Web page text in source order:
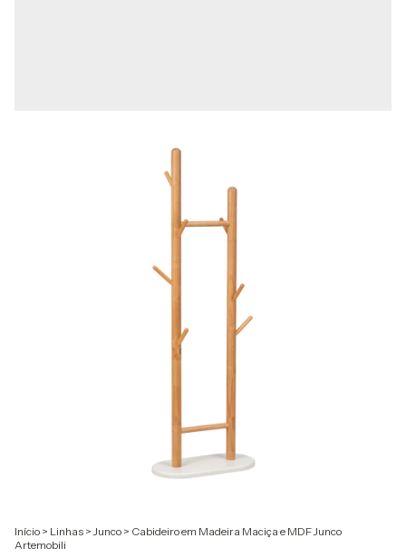
Início > Linhas > Junco > Cabideiro em Madeira Maciça e MDF Junco
Artemobili